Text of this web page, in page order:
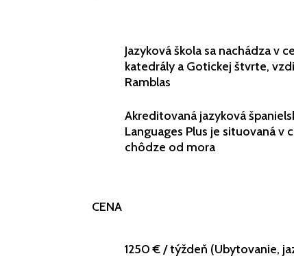
Jazyková škola sa nachádza v
katedrály a Gotickej štvrte,
Ramblas
Akreditovaná jazyková
Languages Plus je situovaná v
chôdze od mora
CENA
1250 € / týždeň (Ubytovanie,